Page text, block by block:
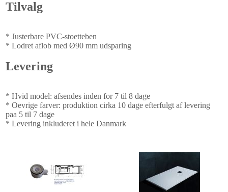
Tilvalg
* Justerbare PVC-stoetteben
* Lodret aflob med Ø90 mm udsparing
Levering
* Hvid model: afsendes inden for 7 til 8 dage
* Oevrige farver: produktion cirka 10 dage efterfulgt af levering
paa 5 til 7 dage
* Levering inkluderet i hele Danmark